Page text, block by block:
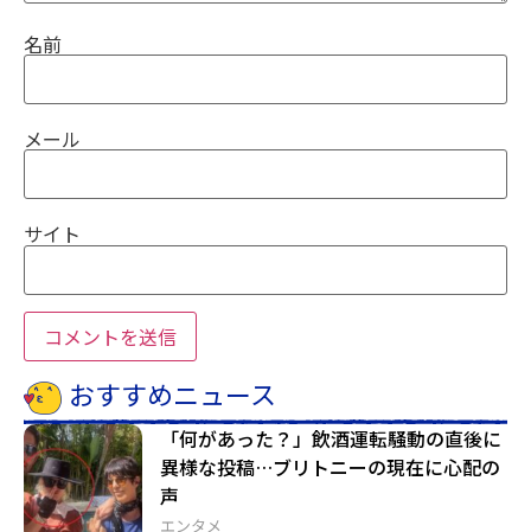
名前
メール
サイト
おすすめニュース
エンタメ
「何があった？」飲酒運転騒動の直後に
異様な投稿…ブリトニーの現在に心配の
声